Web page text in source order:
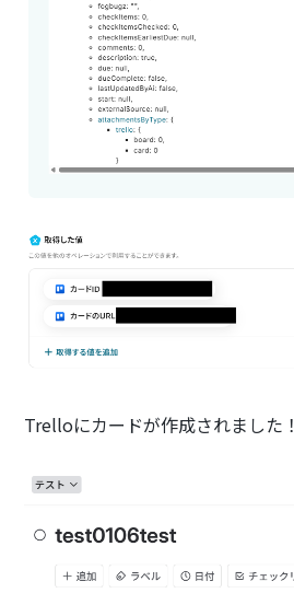
Trelloにカードが作成されました！